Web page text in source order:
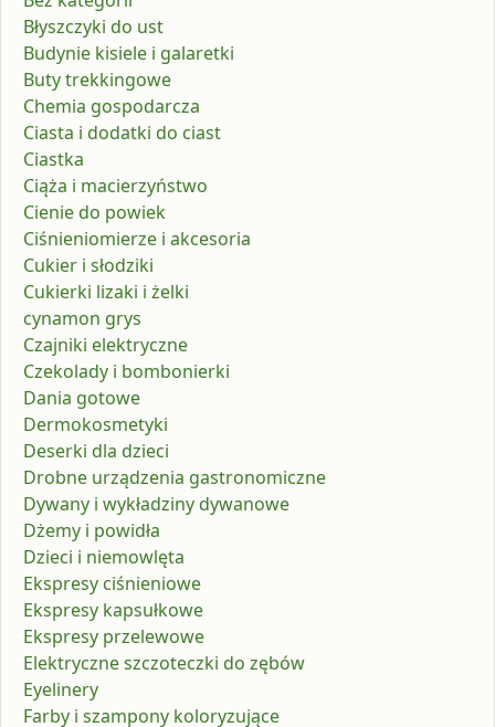
Błyszczyki do ust
Budynie kisiele i galaretki
Buty trekkingowe
Chemia gospodarcza
Ciasta i dodatki do ciast
Ciastka
Ciąża i macierzyństwo
Cienie do powiek
Ciśnieniomierze i akcesoria
Cukier i słodziki
Cukierki lizaki i żelki
cynamon grys
Czajniki elektryczne
Czekolady i bombonierki
Dania gotowe
Dermokosmetyki
Deserki dla dzieci
Drobne urządzenia gastronomiczne
Dywany i wykładziny dywanowe
Dżemy i powidła
Dzieci i niemowlęta
Ekspresy ciśnieniowe
Ekspresy kapsułkowe
Ekspresy przelewowe
Elektryczne szczoteczki do zębów
Eyelinery
Farby i szampony koloryzujące